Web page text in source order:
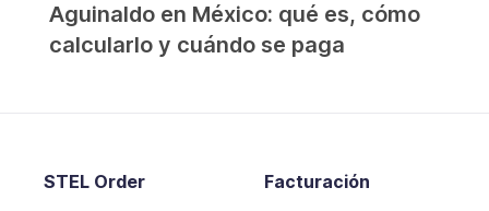
Aguinaldo en México: qué es, cómo
calcularlo y cuándo se paga
STEL Order
Facturación